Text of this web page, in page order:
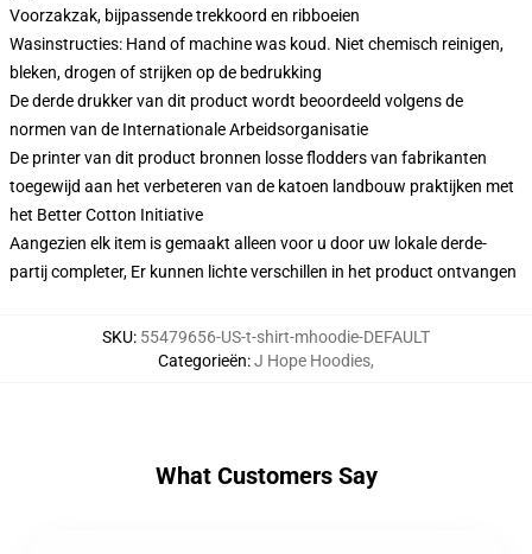
Voorzakzak, bijpassende trekkoord en ribboeien
Wasinstructies: Hand of machine was koud. Niet chemisch reinigen,
bleken, drogen of strijken op de bedrukking
De derde drukker van dit product wordt beoordeeld volgens de
normen van de Internationale Arbeidsorganisatie
De printer van dit product bronnen losse flodders van fabrikanten
toegewijd aan het verbeteren van de katoen landbouw praktijken met
het Better Cotton Initiative
Aangezien elk item is gemaakt alleen voor u door uw lokale derde-
partij completer, Er kunnen lichte verschillen in het product ontvangen
SKU: 55479656-US-t-shirt-mhoodie-DEFAULT
Categorieën:J Hope Hoodies,
What Customers Say